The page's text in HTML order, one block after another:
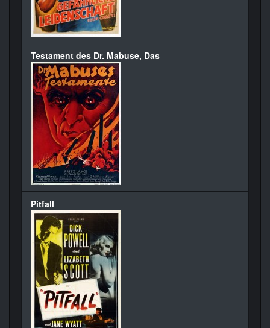
Testament des Dr. Mabuse, Das
Pitfall